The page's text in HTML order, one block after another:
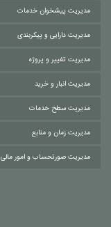
مدیریت پیشخوان خدمات
مدیریت دارایی و پیکربندی
مدیریت تغییر و پروژه
مدیریت انبار و خرید
مدیریت سطح خدمات
مدیریت زمان و منابع
مدیریت صورتحساب و امور مالی